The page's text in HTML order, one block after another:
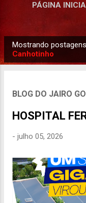
PÁGINA
o
Mostrando
Canhotinho
BLOG DO JAIRO
HOSPITAL
- julho 05, 2026